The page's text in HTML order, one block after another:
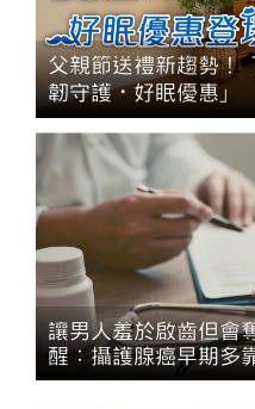
父親節送禮新趨勢！
韌守護・好眠優惠」
讓男人羞於啟齒但會
醒：攝護腺癌早期多